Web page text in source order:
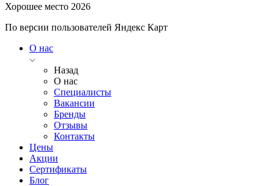
Хорошее место 2026
По версии пользователей Яндекс Карт
О нас
Назад
О нас
Специалисты
Вакансии
Бренды
Отзывы
Контакты
Цены
Акции
Сертификаты
Блог